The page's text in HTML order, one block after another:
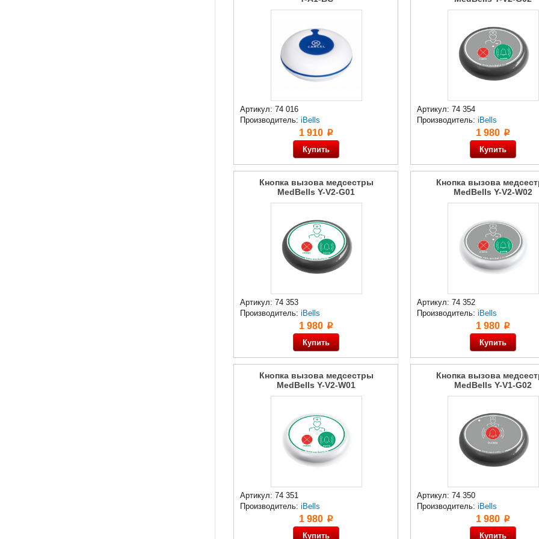
Артикул: 74 016
Производитель: iBells
1 910 p
Артикул: 74 354
Производитель: iBells
1 980 p
Кнопка вызова медсестры
MedBells Y-V2-G01
Артикул: 74 353
Производитель: iBells
1 980 p
Кнопка вызова
MedBells Y-V2-W02
Артикул: 74 352
Производитель: iBells
1 980 p
Кнопка вызова медсестры
MedBells Y-V2-W01
Артикул: 74 351
Производитель: iBells
1 980 p
Кнопка вызова
MedBells Y-V1-G02
Артикул: 74 350
Производитель: iBells
1 980 p